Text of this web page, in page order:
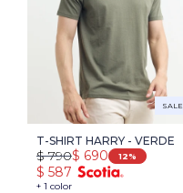
SALE
T-SHIRT HARRY - VERDE
+ 1 color
$ 690
$ 790 12
$ 587